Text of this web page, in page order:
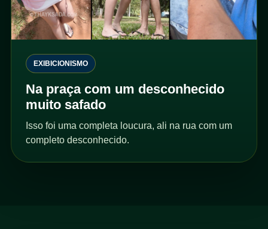
EXIBICIONISMO
Na praça com um desconhecido
muito safado
Isso foi uma completa loucura, ali na rua com um
completo desconhecido.